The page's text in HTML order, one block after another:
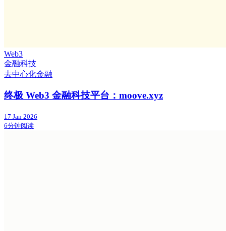
Web3
金融科技
去中心化金融
终极 Web3 金融科技平台：moove.xyz
17 Jan 2026
6分钟阅读